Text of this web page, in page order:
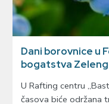
Dani borovnice u
bogatstva
U Rafting centru
časova biće održana